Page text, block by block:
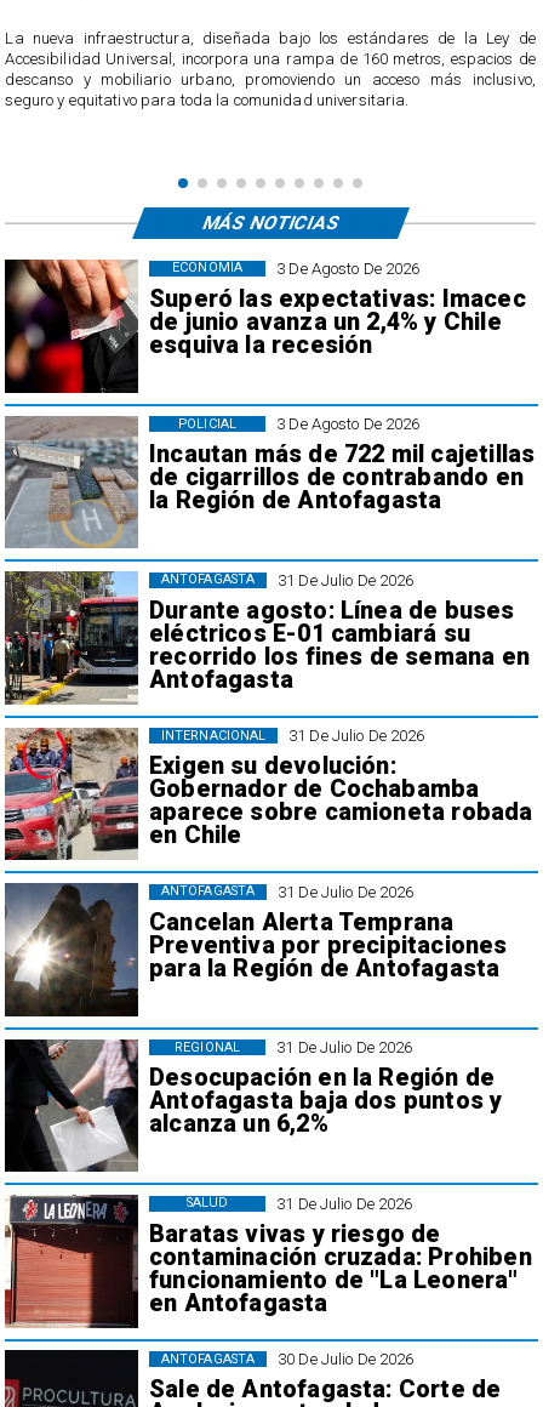
​La nueva infraestructura, diseñada bajo los estándares de la Ley de
Accesibilidad Universal, incorpora una rampa de 160 metros, espacios de
descanso y mobiliario urbano, promoviendo un acceso más inclusivo,
seguro y equitativo para toda la comunidad universitaria.
3 De Agosto De 2026
Superó las expectativas: Imacec
de junio avanza un 2,4% y Chile
esquiva la recesión
ECONOMÍA
3 De Agosto De 2026
Incautan más de 722 mil cajetillas
de cigarrillos de contrabando en
la Región de Antofagasta
POLICIAL
31 De Julio De 2026
Durante agosto: Línea de buses
eléctricos E-01 cambiará su
recorrido los fines de semana en
Antofagasta
ANTOFAGASTA
31 De Julio De 2026
Exigen su devolución:
Gobernador de Cochabamba
aparece sobre camioneta robada
en Chile
INTERNACIONAL
31 De Julio De 2026
Cancelan Alerta Temprana
Preventiva por precipitaciones
para la Región de Antofagasta
ANTOFAGASTA
31 De Julio De 2026
Desocupación en la Región de
Antofagasta baja dos puntos y
alcanza un 6,2%
REGIONAL
31 De Julio De 2026
Baratas vivas y riesgo de
contaminación cruzada: Prohiben
funcionamiento de "La Leonera"
en Antofagasta
SALUD
30 De Julio De 2026
Sale de Antofagasta: Corte de
ANTOFAGASTA
MÁS NOTICIAS